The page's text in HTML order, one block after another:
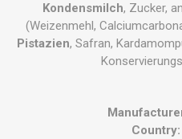
Kondensmilch, Zucker,
(Weizenmehl,
Pistazien, Safran,
Country: